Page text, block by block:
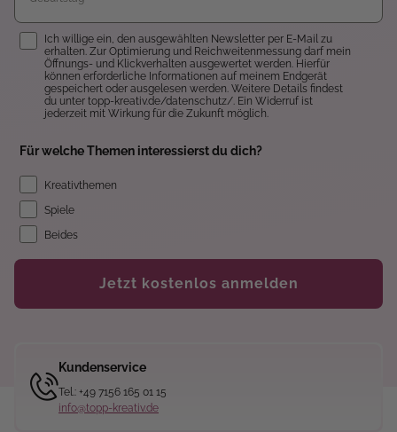
Einwilligung
Ich willige ein, den ausgewählten Newsletter per E-Mail zu
erhalten. Zur Optimierung und Reichweitenmessung darf mein
Öffnungs- und Klickverhalten ausgewertet werden. Hierfür
können erforderliche Informationen auf meinem Endgerät
gespeichert oder ausgelesen werden. Weitere Details findest
du unter topp-kreativ.de/datenschutz/. Ein Widerruf ist
jederzeit mit Wirkung für die Zukunft möglich.
Für welche Themen interessierst du dich?
Kreativthemen
Spiele
Beides
Jetzt kostenlos anmelden
Kundenservice
Tel.: +49 7156 165 01 15
info@topp-kreativ.de